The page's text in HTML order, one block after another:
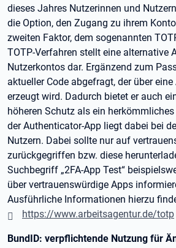
dieses Jahres Nutzerinnen und
die Option, den Zugang zu ihrem
zweiten Faktor, dem sogenannten
TOTP-Verfahren stellt eine alternative
Nutzerkontos dar. Ergänzend zum
aktueller Code abgefragt, der über
erzeugt wird. Dadurch bietet er auch
höheren Schutz als ein
der Authenticator-App liegt dabei bei
Nutzern. Dabei sollte nur auf
zurückgegriffen bzw. diese
Suchbegriff „2FA-App Test“
über vertrauenswürdige Apps
Ausführliche Informationen hierzu
https://www.arbeitsagentur.de/totp
BundID: verpflichtende Nutzung für